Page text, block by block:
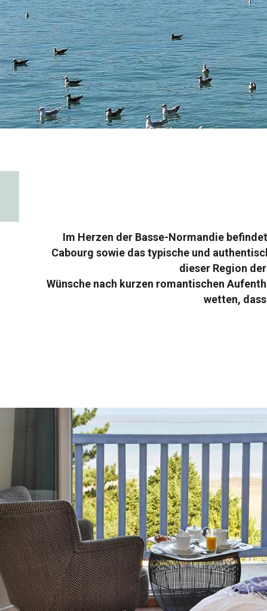
Im Herzen der Basse-Normandie
Cabourg sowie das typische und
dieser Region
Wünsche nach kurzen romantischen
wetten,